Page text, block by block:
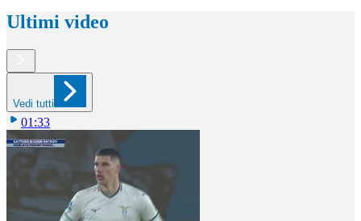
Ultimi video
Vedi tutti
01:33